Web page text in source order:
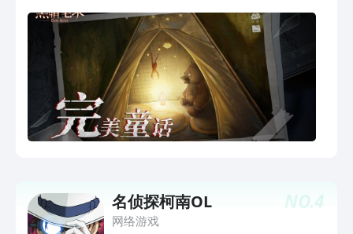
NO.4
名侦探柯南OL
网络游戏